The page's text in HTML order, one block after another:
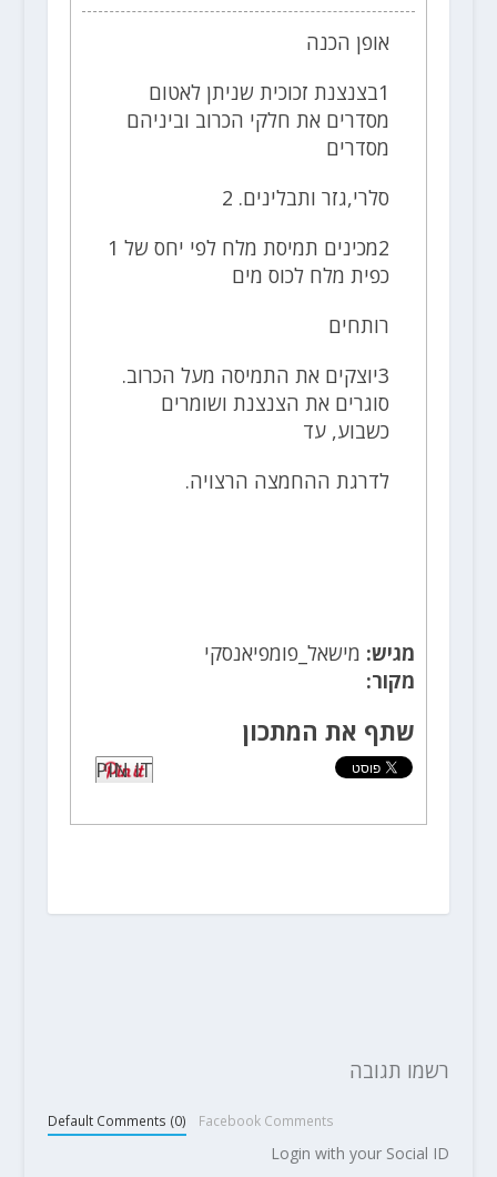
אופן הכנה
1בצנצנת זכוכית שניתן לאטום
מסדרים את חלקי הכרוב וביניהם
מסדרים
סלרי,גזר ותבלינים. 2
2מכינים תמיסת מלח לפי יחס של 1
כפית מלח לכוס מים
רותחים
3יוצקים את התמיסה מעל הכרוב.
סוגרים את הצנצנת ושומרים
כשבוע, עד
לדרגת ההחמצה הרצויה.
מגיש: מישאל_פומפיאנסקי
מקור:
שתף את המתכון
PIN IT
רשמו תגובה
Default Comments (0) Facebook Comments
Login with your Social ID